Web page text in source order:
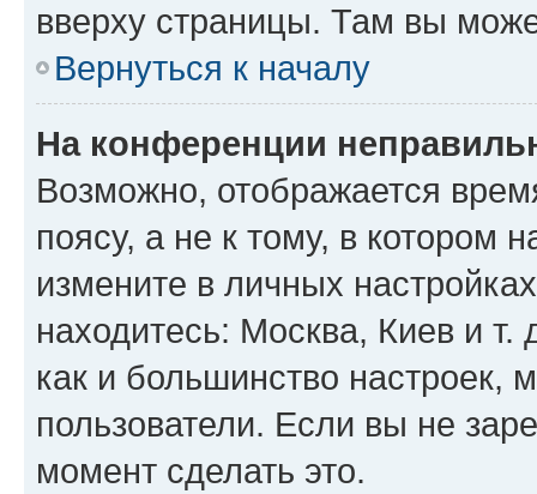
вверху страницы. Там вы
Вернуться к началу
На конференции
Возможно, отображается
поясу, а не к тому, в котором
измените в личных
находитесь: Москва, Киев и т.
как и большинство настроек,
пользователи. Если вы не
момент сделать это.